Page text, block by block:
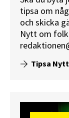
tipsa om
och skicka
Nytt om
Tipsa